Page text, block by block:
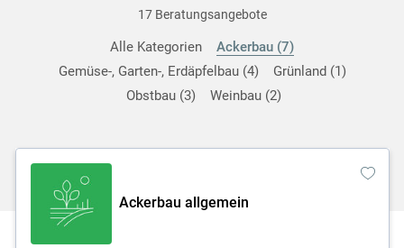
17 Beratungsangebote
Alle Kategorien Ackerbau 7
Gemüse-, Garten-, Erdäpfelbau 4 Grünland 1
Obstbau 3 Weinbau 2
Ackerbau allgemein